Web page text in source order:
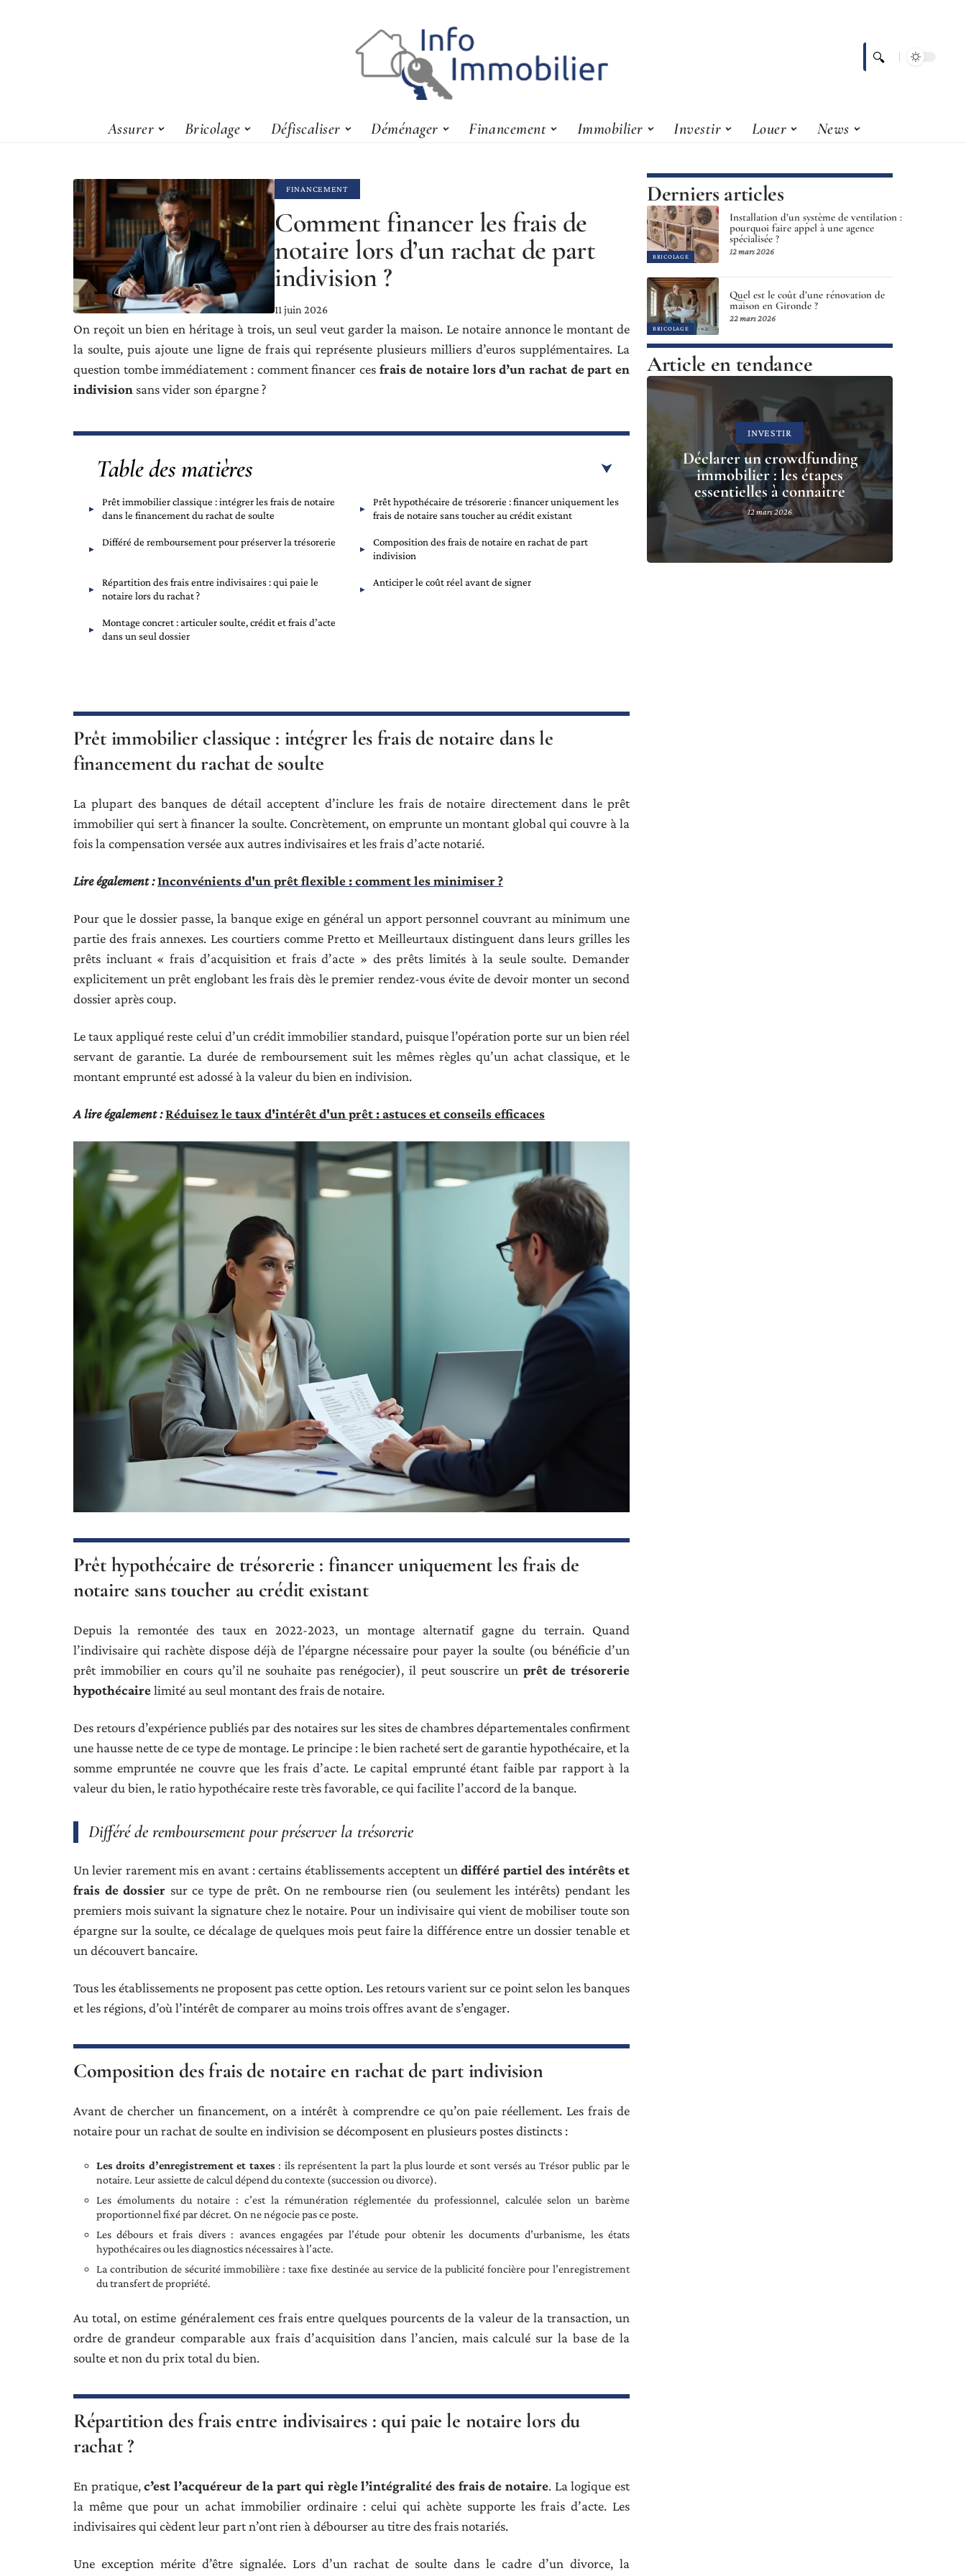
Assurer Bricolage Défiscaliser Déménager Financement Immobilier Investir Louer News
FINANCEMENT
Comment financer les frais de
notaire lors d’un rachat de part
indivision ?
11 juin 2026
On reçoit un bien en héritage à trois, un seul veut garder la maison. Le notaire annonce le montant de
la soulte, puis ajoute une ligne de frais qui représente plusieurs milliers d’euros supplémentaires. La
question tombe immédiatement : comment financer ces frais de notaire lors d’un rachat de part en
indivision sans vider son épargne ?
Table des matières
Prêt immobilier classique : intégrer les frais de notaire
dans le financement du rachat de soulte
Prêt hypothécaire de trésorerie : financer uniquement les
frais de notaire sans toucher au crédit existant
Différé de remboursement pour préserver la trésorerie
Composition des frais de notaire en rachat de part
indivision
Répartition des frais entre indivisaires : qui paie le
notaire lors du rachat ?
Anticiper le coût réel avant de signer
Montage concret : articuler soulte, crédit et frais d’acte
dans un seul dossier
Prêt immobilier classique : intégrer les frais de notaire dans le
financement du rachat de soulte
La plupart des banques de détail acceptent d’inclure les frais de notaire directement dans le prêt
immobilier qui sert à financer la soulte. Concrètement, on emprunte un montant global qui couvre à la
fois la compensation versée aux autres indivisaires et les frais d’acte notarié.
Lire également :Inconvénients d'un prêt flexible : comment les minimiser ?
Pour que le dossier passe, la banque exige en général un apport personnel couvrant au minimum une
partie des frais annexes. Les courtiers comme Pretto et Meilleurtaux distinguent dans leurs grilles les
prêts incluant « frais d’acquisition et frais d’acte » des prêts limités à la seule soulte. Demander
explicitement un prêt englobant les frais dès le premier rendez-vous évite de devoir monter un second
dossier après coup.
Le taux appliqué reste celui d’un crédit immobilier standard, puisque l’opération porte sur un bien réel
servant de garantie. La durée de remboursement suit les mêmes règles qu’un achat classique, et le
montant emprunté est adossé à la valeur du bien en indivision.
A lire également :Réduisez le taux d'intérêt d'un prêt : astuces et conseils efficaces
Prêt hypothécaire de trésorerie : financer uniquement les frais de
notaire sans toucher au crédit existant
Depuis la remontée des taux en 2022-2023, un montage alternatif gagne du terrain. Quand
l’indivisaire qui rachète dispose déjà de l’épargne nécessaire pour payer la soulte (ou bénéficie d’un
prêt immobilier en cours qu’il ne souhaite pas renégocier), il peut souscrire un prêt de trésorerie
hypothécairelimité au seul montant des frais de notaire.
Des retours d’expérience publiés par des notaires sur les sites de chambres départementales confirment
une hausse nette de ce type de montage. Le principe : le bien racheté sert de garantie hypothécaire, et la
somme empruntée ne couvre que les frais d’acte. Le capital emprunté étant faible par rapport à la
valeur du bien, le ratio hypothécaire reste très favorable, ce qui facilite l’accord de la banque.
Différé de remboursement pour préserver la trésorerie
Un levier rarement mis en avant : certains établissements acceptent undifféré partiel des intérêts et
frais de dossier sur ce type de prêt. On ne rembourse rien (ou seulement les intérêts) pendant les
premiers mois suivant la signature chez le notaire. Pour un indivisaire qui vient de mobiliser toute son
épargne sur la soulte, ce décalage de quelques mois peut faire la différence entre un dossier tenable et
un découvert bancaire.
Tous les établissements ne proposent pas cette option. Les retours varient sur ce point selon les banques
et les régions, d’où l’intérêt de comparer au moins trois offres avant de s’engager.
Composition des frais de notaire en rachat de part indivision
Avant de chercher un financement, on a intérêt à comprendre ce qu’on paie réellement. Les frais de
notaire pour un rachat de soulte en indivision se décomposent en plusieurs postes distincts :
Les droits d’enregistrement et taxes : ils représentent la part la plus lourde et sont versés au Trésor public par le
notaire. Leur assiette de calcul dépend du contexte (succession ou divorce).
Les émoluments du notaire : c’est la rémunération réglementée du professionnel, calculée selon un barème
proportionnel fixé par décret. On ne négocie pas ce poste.
Les débours et frais divers : avances engagées par l’étude pour obtenir les documents d’urbanisme, les états
hypothécaires ou les diagnostics nécessaires à l’acte.
La contribution de sécurité immobilière : taxe fixe destinée au service de la publicité foncière pour l’enregistrement
du transfert de propriété.
Au total, on estime généralement ces frais entre quelques pourcents de la valeur de la transaction, un
ordre de grandeur comparable aux frais d’acquisition dans l’ancien, mais calculé sur la base de la
soulte et non du prix total du bien.
Répartition des frais entre indivisaires : qui paie le notaire lors du
rachat ?
En pratique,c’est l’acquéreur de la part qui règle l’intégralité des frais de notaire. La logique est
la même que pour un achat immobilier ordinaire : celui qui achète supporte les frais d’acte. Les
indivisaires qui cèdent leur part n’ont rien à débourser au titre des frais notariés.
Une exception mérite d’être signalée. Lors d’un rachat de soulte dans le cadre d’un divorce, la
Derniers articles
BRICOLAGE
Installation d’un système de ventilation :
pourquoi faire appel à une agence
spécialisée ?
12 mars 2026
BRICOLAGE
Quel est le coût d’une rénovation de
maison en Gironde ?
22 mars 2026
Article en tendance
INVESTIR
Déclarer un crowdfunding
immobilier : les étapes
essentielles à connaître
12 mars 2026